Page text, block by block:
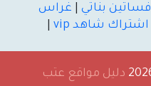
فساتين بناتي
غراس
اشتراك شاهد vip
دليل مواقع عتب